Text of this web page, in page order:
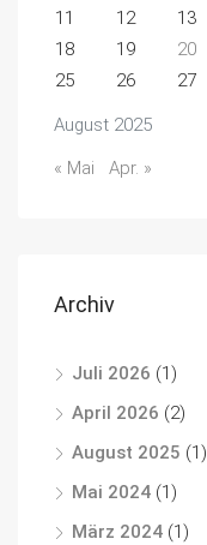
August 2025
11
12 13
18
19 20
25
26 27
« Mai Apr. »
Archiv
Juli 2026 (1)
April 2026 (2)
August 2025 (1)
Mai 2024 (1)
März 2024 (1)